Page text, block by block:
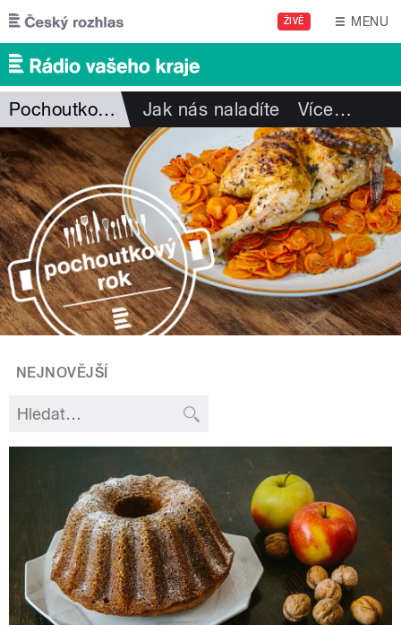
Přejít k hlavnímu obsahu
ŽIVĚ MENU
Pochoutkový rok Jak nás naladíte Více…
NEJNOVĚJŠÍ